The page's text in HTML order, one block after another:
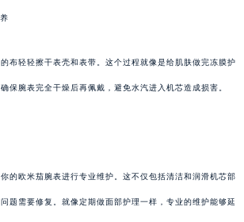
布轻轻擦干表壳和表带。这个过程就像是给肌肤做完冻膜护
保腕表完全干燥后再佩戴，避免水汽进入机芯造成损害。
的欧米茄腕表进行专业维护。这不仅包括清洁和润滑机芯部
题需要修复。就像定期做面部护理一样，专业的维护能够延